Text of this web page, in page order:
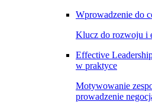
Wprowadzenie do
Klucz do rozwoju i
Effective
w praktyce
Motywowanie
prowadzenie